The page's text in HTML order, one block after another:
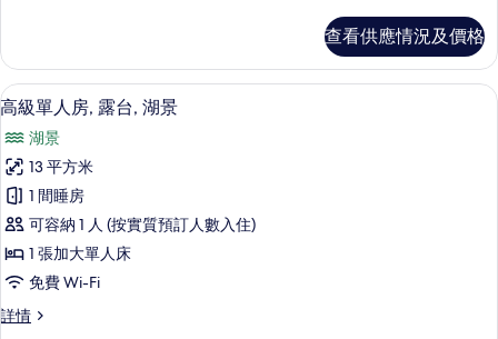
(street
view)
的
相
片
房
(street
view)
情
查看供應情況及價格
載
入
所
有
高
級
單
人
房,
高級單人房, 露台, 湖景 | 防敏寢具、
6
高級單人房, 露台, 湖景
湖景
13 平方米
1 間睡房
可容納 1 人 (按實質預訂人數入住)
1 張加大單人床
免費 Wi-Fi
詳情
高